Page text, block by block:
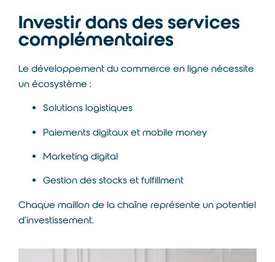
Investir dans des services
complémentaires
Le développement du commerce en ligne nécessite
un écosystème :
Solutions logistiques
Paiements digitaux et mobile money
Marketing digital
Gestion des stocks et fulfillment
Chaque maillon de la chaîne représente un potentiel
d’investissement.